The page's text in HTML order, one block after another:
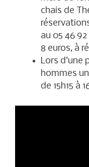
chais de
au 05 46
8 euros, à
Lors
hommes
de 15h15 à